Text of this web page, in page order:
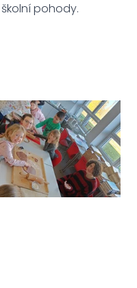
pohody.